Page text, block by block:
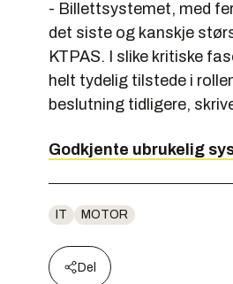
- Billettsystemet, med
det siste og kanskje
KTPAS. I slike kritiske
helt tydelig tilstede i
beslutning tidligere,
Godkjente ubrukelig
IT MOTOR
Del